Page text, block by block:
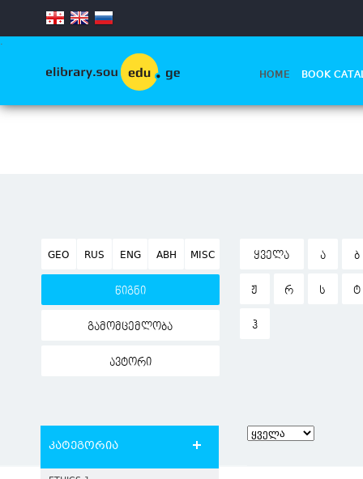
.
HOME BOOK
GEO RUS ENG ABH MISC
წიგნი
გამომცემლობა
ავტორი
ᲧᲕᲔᲚᲐ Ა Ბ
Ჟ Რ Ს Ტ
Ჰ
კატეგორია